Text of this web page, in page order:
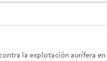
la explotación aurífera